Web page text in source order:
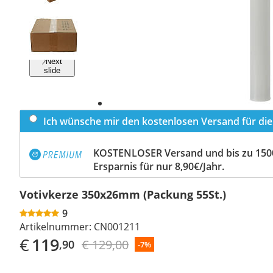
Previous
Next
slide
Ich wünsche mir den kostenlosen Versand für
KOSTENLOSER Versand und bis zu
Ersparnis für nur 8,90€/Jahr.
Votivkerze 350x26mm (Packung 55St.)
9
Artikelnummer: CN001211
€119,90 € 129,00 -7%